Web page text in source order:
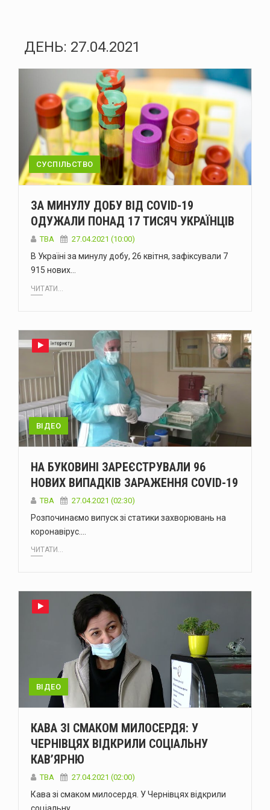
ДЕНЬ: 27.04.2021
СУСПІЛЬСТВО
ЗА МИНУЛУ ДОБУ ВІД COVID-19
ОДУЖАЛИ ПОНАД 17 ТИСЯЧ УКРАЇНЦІВ
TBA 27.04.2021 (10:00)
В Україні за минулу добу, 26 квітня, зафіксували 7
915 нових…
ЧИТАТИ...
ВІДЕО
НА БУКОВИНІ ЗАРЕЄСТРУВАЛИ 96
НОВИХ ВИПАДКІВ ЗАРАЖЕННЯ COVID-19
TBA 27.04.2021 (02:30)
Розпочинаємо випуск зі статики захворювань на
коронавірус.…
ЧИТАТИ...
ВІДЕО
КАВА ЗІ СМАКОМ МИЛОСЕРДЯ: У
ЧЕРНІВЦЯХ ВІДКРИЛИ СОЦІАЛЬНУ
КАВ’ЯРНЮ
TBA 27.04.2021 (02:00)
Кава зі смаком милосердя. У Чернівцях відкрили